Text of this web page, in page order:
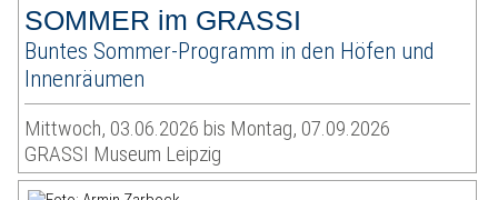
SOMMER im GRASSI
Buntes Sommer-Programm in den Höfen und
Innenräumen
Mittwoch, 03.06.2026 bis Montag, 07.09.2026
GRASSI Museum Leipzig